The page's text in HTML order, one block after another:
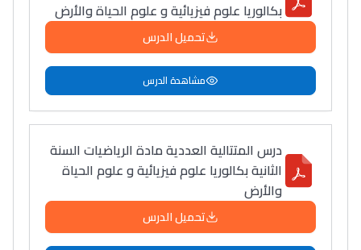
التوجيه بالثانوي و الإعدادي
بكالوريا علوم فيزيائية و علوم الحياة والأرض
تحميل الدرس
مشاهدة الدرس
درس المتتالية العددية مادة الرياضيات السنة
الثانية بكالوريا علوم فيزيائية و علوم الحياة
والأرض
تحميل الدرس